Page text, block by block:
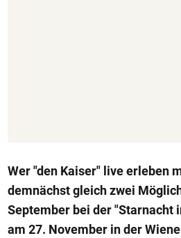
Wer "den Kaiser" live erleben
demnächst gleich zwei
September bei der "Starnacht
am 27. November in der